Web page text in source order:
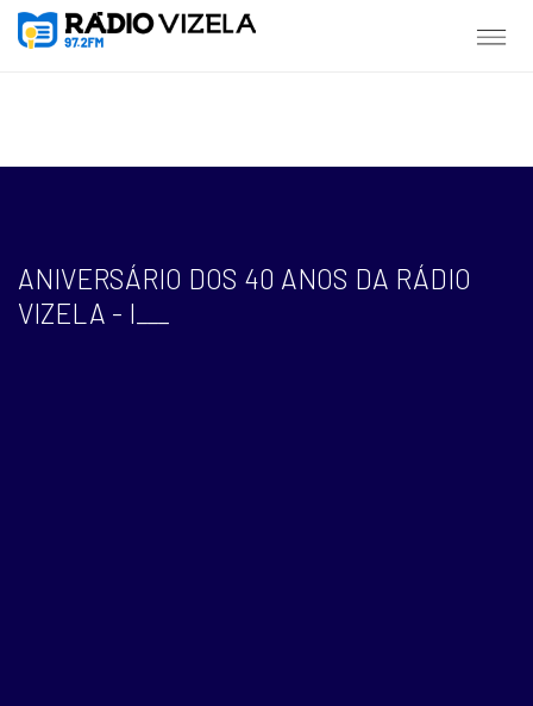
ANIVERSÁRIO DOS 40 ANOS DA RÁDIO
VIZELA - I